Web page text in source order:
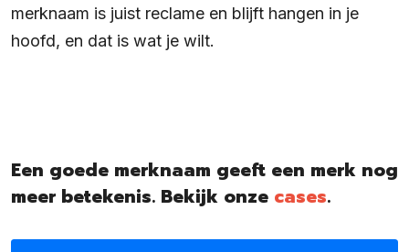
merknaam is juist reclame en blijft hangen in je
hoofd, en dat is wat je wilt.
Een goede merknaam geeft een merk nog
meer betekenis. Bekijk onze cases.